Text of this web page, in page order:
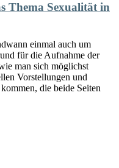
Thema Sexualität in
einmal auch um
für die Aufnahme der
man sich möglichst
Vorstellungen und
die beide Seiten